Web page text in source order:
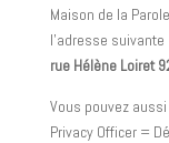
Maison de la
l’adresse suivante
rue Hélène Loiret
Vous pouvez
Privacy Officer =